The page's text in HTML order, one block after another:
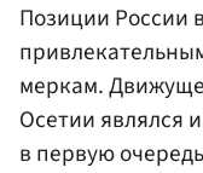
Позиции России
меркам.
Осетии являлся
в первую